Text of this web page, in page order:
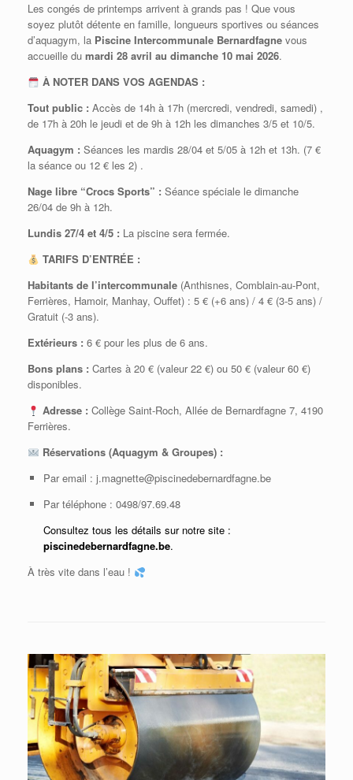
Les congés de printemps arrivent à grands pas ! Que vous
soyez plutôt détente en famille, longueurs sportives ou séances
d’aquagym, la Piscine Intercommunale Bernardfagne vous
accueille du mardi 28 avril au dimanche 10 mai 2026.
À NOTER DANS VOS AGENDAS :
Tout public : Accès de 14h à 17h (mercredi, vendredi, samedi) ,
de 17h à 20h le jeudi et de 9h à 12h les dimanches 3/5 et 10/5.
Aquagym : Séances les mardis 28/04 et 5/05 à 12h et 13h. (7 €
la séance ou 12 € les 2) .
Nage libre “Crocs Sports” : Séance spéciale le dimanche
26/04 de 9h à 12h.
Lundis 27/4 et 4/5 : La piscine sera fermée.
TARIFS D’ENTRÉE :
Habitants de l’intercommunale (Anthisnes, Comblain-au-Pont,
Ferrières, Hamoir, Manhay, Ouffet) : 5 € (+6 ans) / 4 € (3-5 ans) /
Gratuit (-3 ans).
Extérieurs : 6 € pour les plus de 6 ans.
Bons plans : Cartes à 20 € (valeur 22 €) ou 50 € (valeur 60 €)
disponibles.
Adresse : Collège Saint-Roch, Allée de Bernardfagne 7, 4190
Ferrières.
Réservations (Aquagym & Groupes) :
Par email : j.magnette@piscinedebernardfagne.be
Par téléphone : 0498/97.69.48
Consultez tous les détails sur notre site :
piscinedebernardfagne.be.
À très vite dans l’eau !